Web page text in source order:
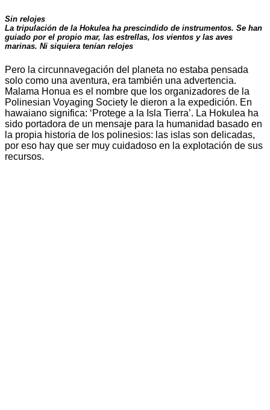
Sin relojes
La tripulación de la Hokulea ha prescindido de instrumentos. Se han
guiado por el propio mar, las estrellas, los vientos y las aves
marinas. Ni siquiera tenían relojes
Pero la circunnavegación del planeta no estaba pensada
solo como una aventura, era también una advertencia.
Malama Honua es el nombre que los organizadores de la
Polinesian Voyaging Society le dieron a la expedición. En
hawaiano significa: ‘Protege a la Isla Tierra’. La Hokulea ha
sido portadora de un mensaje para la humanidad basado en
la propia historia de los polinesios: las islas son delicadas,
por eso hay que ser muy cuidadoso en la explotación de sus
recursos.